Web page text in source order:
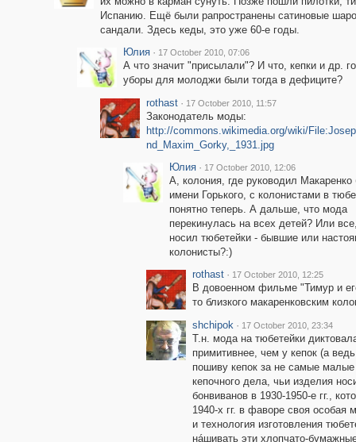
Испанию. Ещё были рапространены сатиновые
сандали. Здесь кеды, это уже 60-е годы.
Юлия · 17 October 2010, 07:06
А что значит "присылали"? И что, кепки и др.
уборы для молоджи были тогда в дефиците?
rothast · 17 October 2010, 11:57
Законодатель моды:
http://commons.wikimedia.org/wiki/
nd_Maxim_Gorky,_1931.jpg
Юлия · 17 October 2010, 12:06
А, колония, где руководил Макаренко
имени Горького, с колонистами в
понятно теперь. А дальше, что мода
перекинулась на всех детей? Или
носил тюбетейки - бывшие или
колонисты?:)
rothast · 17 October 2010, 12:25
В довоенном фильме "Тимур и
то близкого макаренковским
shchipok · 17 October 2010, 23:34
Т.н. мода на тюбетейки
примитивнее, чем у кепок (а
пошиву кепок за не самые
кепочного дела, чьи изделия
бонвиванов в 1930-1950-е гг.,
1940-х гг. в фаворе своя особая
и технология изготовления
нáшивать эти хлопчато-